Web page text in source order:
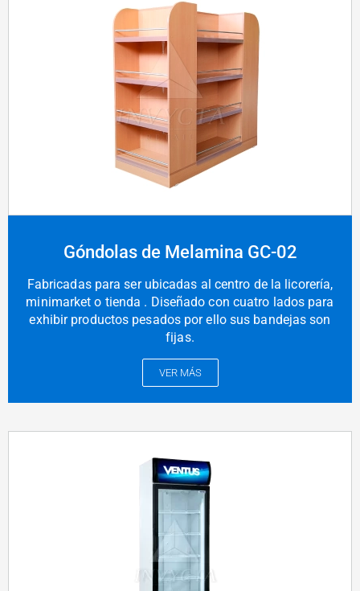
Góndolas de Melamina GC-02
Fabricadas para ser ubicadas al centro de la licorería,
minimarket o tienda . Diseñado con cuatro lados para
exhibir productos pesados por ello sus bandejas son
fijas.
VER MÁS